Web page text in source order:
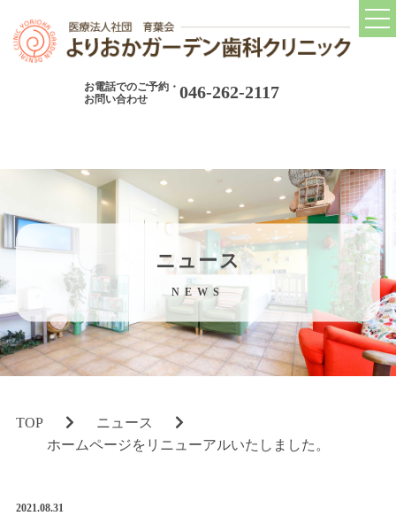
トップ
TOP
当院について
院内ツアー
当院の取り組み
コロナウィルス対策
滅菌について
診療科目
お電話でのご予約・
お問い合わせ
046-262-2117
ニュース
NEWS
TOP
ニュース
ホームページをリニューアルいたしました。
2021.08.31